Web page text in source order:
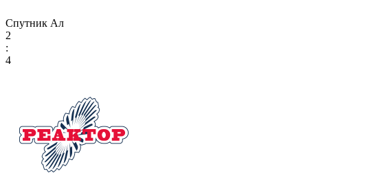
Спутник Ал
2
:
4